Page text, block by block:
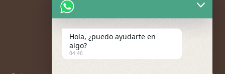
Mi cuenta
Hola, ¿puedo ayudarte en
algo?
04:46